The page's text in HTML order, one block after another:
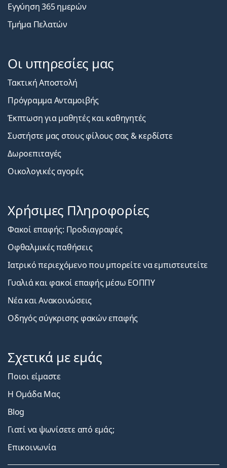
Εγγύηση 365 ημερών
Τμήμα Πελατών
Οι υπηρεσίες μας
Τακτική Αποστολή
Πρόγραμμα Ανταμοιβής
Έκπτωση για μαθητές και καθηγητές
Συστήστε μας στους φίλους σας & κερδίστε
Δωροεπιταγές
Οικολογικές αγορές
Χρήσιμες Πληροφορίες
Φακοί επαφής: Προδιαγραφές
Οφθαλμικές παθήσεις
Ιατρικό περιεχόμενο που μπορείτε να εμπιστευτείτε
Γυαλιά και φακοί επαφής μέσω ΕΟΠΠΥ
Νέα και Ανακοινώσεις
Οδηγός σύγκρισης φακών επαφής
Σχετικά με εμάς
Ποιοι είμαστε
Η Ομάδα Μας
Blog
Γιατί να ψωνίσετε από εμάς;
Επικοινωνία